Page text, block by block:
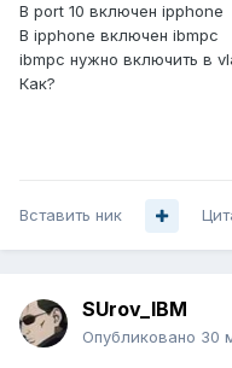
В port 10 включен ipphone
В ipphone включен ibmpc
ibmpc нужно включить в
Как?
Вставить ник
SUrov_IBM
Опубликовано 30